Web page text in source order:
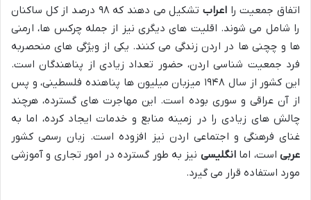
اتفاق جمعیت را اعراب
تشکیل می دهند که ۹۸ درصد از کل ساکنان
را شامل می شوند. اقلیت های دیگری نیز از جمله چرکس ها، ارمنی
ها و چچنی ها در اردن زندگی می کنند. یکی از ویژگی های منحصربه
فرد جمعیت شناسی اردن، حضور تعداد زیادی از پناهندگان است.
این کشور از سال ۱۹۴۸ میزبان میلیون ها پناهنده فلسطینی، و پس
از آن عراقی و سوری بوده است. این مهاجرت های گسترده، هرچند
چالش های زیادی را در زمینه منابع و خدمات ایجاد کرده، اما به
غنای فرهنگی و اجتماعی اردن نیز افزوده است. زبان رسمی کشور
عربی است، اماانگلیسی نیز به طور گسترده در امور تجاری و آموزشی
مورد استفاده قرار می گیرد.